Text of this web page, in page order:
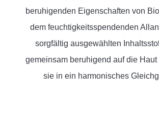
beruhigenden Eigenschaften von
dem feuchtigkeitsspendenden
sorgfältig ausgewählten
gemeinsam beruhigend auf die
sie in ein harmonisches